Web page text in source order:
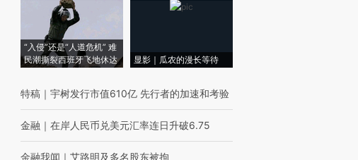
“入侵”还是“人道危机” 难
民潮撕裂西班牙飞地休达
显影｜瓜农的漫长等待
特稿 ｜ 宇树发行市值610亿 先行者的加速和考验
金融 ｜ 在岸人民币兑美元汇率连日升破6.75
金融我闻 ｜ 艾路明及多名股东被拘